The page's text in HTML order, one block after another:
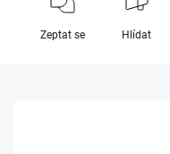
Zeptat se Hlídat